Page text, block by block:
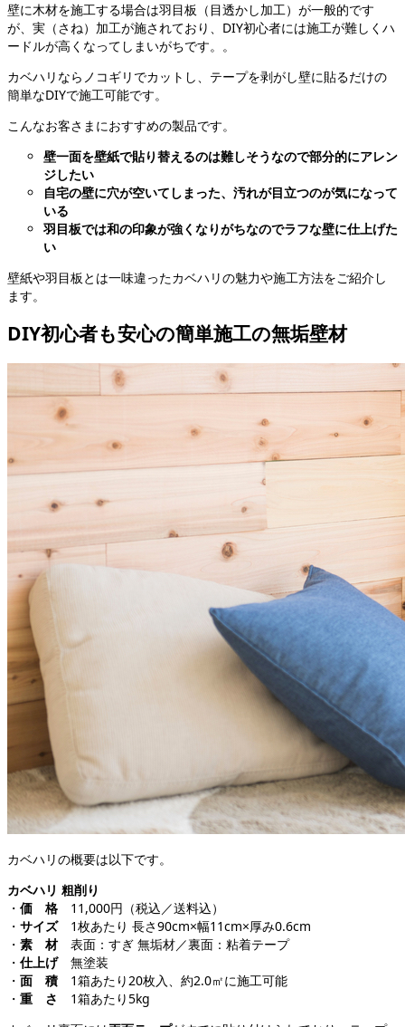
壁に木材を施工する場合は羽目板（目透かし加工）が一般的です
が、実（さね）加工が施されており、DIY初心者には施工が難しくハ
ードルが高くなってしまいがちです。。
カベハリならノコギリでカットし、テープを剥がし壁に貼るだけの
簡単なDIYで施工可能です。
こんなお客さまにおすすめの製品です。
壁一面を壁紙で貼り替えるのは難しそうなので部分的にアレン
ジしたい
自宅の壁に穴が空いてしまった、汚れが目立つのが気になって
いる
羽目板では和の印象が強くなりがちなのでラフな壁に仕上げた
い
壁紙や羽目板とは一味違ったカベハリの魅力や施工方法をご紹介し
ます。
DIY初心者も安心の簡単施工の無垢壁材
カベハリの概要は以下です。
カベハリ 粗削り
・ 価 格 11,000円（税込／送料込）
・ サイズ1枚あたり 長さ90cm×幅11cm×厚み0.6cm
・ 素 材表面：すぎ 無垢材／裏面：粘着テープ
・ 仕上げ無塗装
・ 面 積 1箱あたり20枚入、約2.0㎡に施工可能
・ 重 さ
1箱あたり5kg